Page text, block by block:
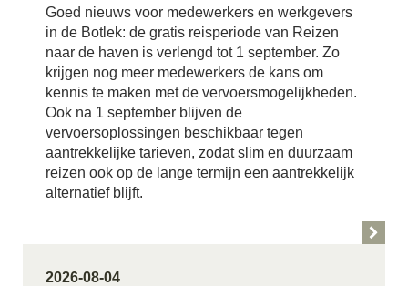
Goed nieuws voor medewerkers en werkgevers
in de Botlek: de gratis reisperiode van Reizen
naar de haven is verlengd tot 1 september. Zo
krijgen nog meer medewerkers de kans om
kennis te maken met de vervoersmogelijkheden.
Ook na 1 september blijven de
vervoersoplossingen beschikbaar tegen
aantrekkelijke tarieven, zodat slim en duurzaam
reizen ook op de lange termijn een aantrekkelijk
alternatief blijft.
2026-08-04